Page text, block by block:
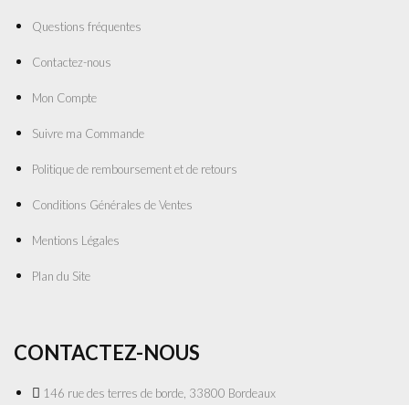
Questions fréquentes
Contactez-nous
Mon Compte
Suivre ma Commande
Politique de remboursement et de retours
Conditions Générales de Ventes
Mentions Légales
Plan du Site
CONTACTEZ-NOUS
146 rue des terres de borde, 33800 Bordeaux